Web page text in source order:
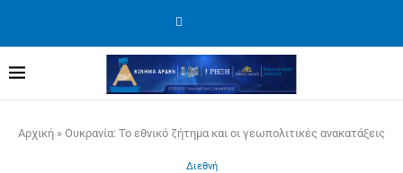
Αρχική » Ουκρανία: Το εθνικό ζήτημα και οι γεωπολιτικές ανακατάξεις
Διεθνή